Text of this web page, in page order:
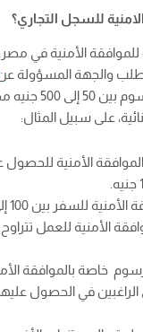
للسجل التجاري؟
الأمنية في
والجهة المسؤولة
بشكل عام تتراوح
على سبيل المثال:
الأمنية
للسفر بين 100 إلى 200 جنيه.
رسوم خاصة بالموافقة
الراغبين في الحصول